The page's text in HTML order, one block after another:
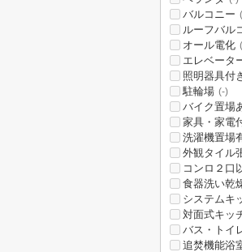
バルコニー
ルーフバル
オール電化
エレベータ
照明器具付
駐輪場 (-)
バイク置場
家具・家電
洗濯機置場
外観タイル
コンロ２口
食器洗い乾
システムキ
対面式キッ
バス・トイ
追焚機能浴